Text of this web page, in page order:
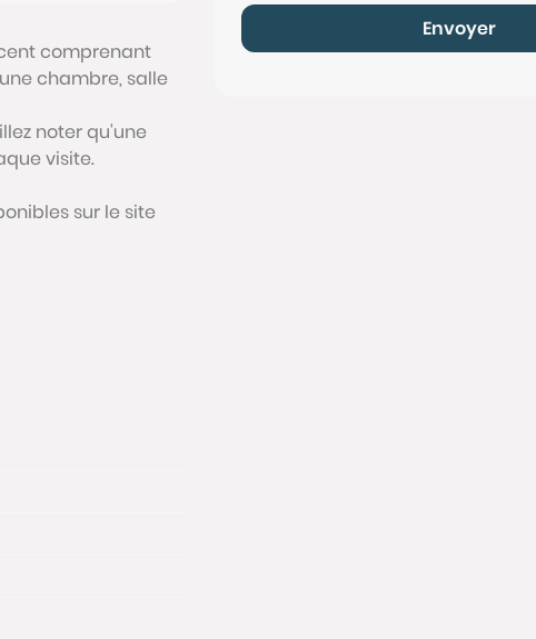
comprenant
chambre, salle
noter qu'une
visite.
sur le site
Envoyer